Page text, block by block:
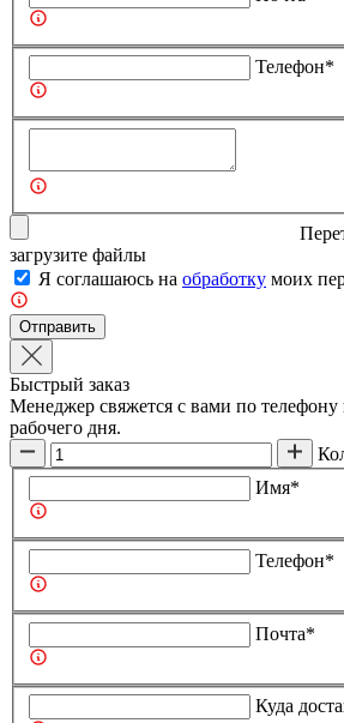
Телефон*
загрузите файлы
Я соглашаюсь на обработку моих
Отправить
Быстрый заказ
Менеджер свяжется с вами по телефону
рабочего дня.
Имя*
Телефон*
Почта*
Куда